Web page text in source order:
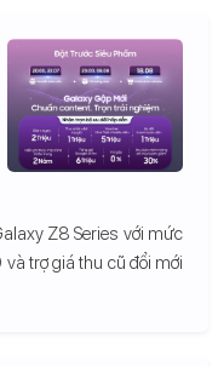
Z8 Series với mức
trợ giá thu cũ đổi mới